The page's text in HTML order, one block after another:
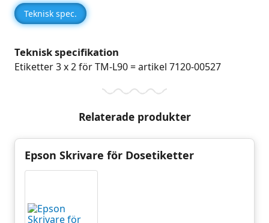
Teknisk spec.
Teknisk specifikation
Etiketter 3 x 2 för TM-L90 = artikel 7120-00527
Relaterade produkter
Epson Skrivare för Dosetiketter